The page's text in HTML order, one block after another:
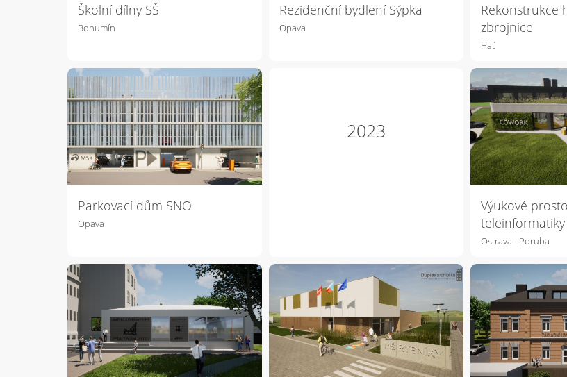
Školní dílny SŠ
Bohumín
Rezidenční bydlení Sýpka
Opava
Rekonstrukce
zbrojnice
Hať
Parkovací dům SNO
Opava
2023
Výukové
teleinformatiky
Ostrava - Poruba